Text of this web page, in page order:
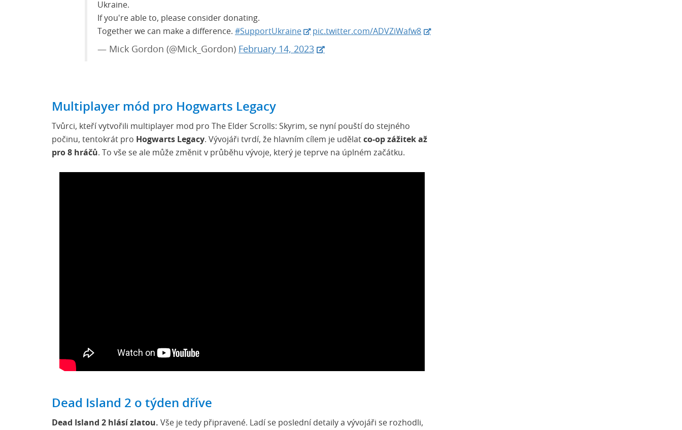
Ukraine.
If you're able to, please consider donating.
Together we can make a difference. #SupportUkraine pic.twitter.com/ADVZiWafw8
— Mick Gordon (@Mick_Gordon) February 14, 2023
Multiplayer mód pro Hogwarts Legacy
Tvůrci, kteří vytvořili multiplayer mod pro The Elder Scrolls: Skyrim, se nyní pouští do stejného
počinu, tentokrát pro Hogwarts Legacy. Vývojáři tvrdí, že hlavním cílem je udělat co-op zážitek až
pro 8 hráčů. To vše se ale může změnit v průběhu vývoje, který je teprve na úplném začátku.
Dead Island 2 o týden dříve
Dead Island 2 hlásí zlatou. Vše je tedy připravené. Ladí se poslední detaily a vývojáři se rozhodli,